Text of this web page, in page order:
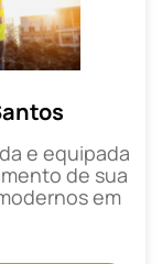
e equipada
de sua
em